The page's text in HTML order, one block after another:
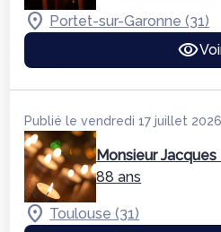
Portet-sur-Garonne (31)
Publié le vendredi 17 juillet 2026
Monsieur Jacques
88 ans
Toulouse (31)